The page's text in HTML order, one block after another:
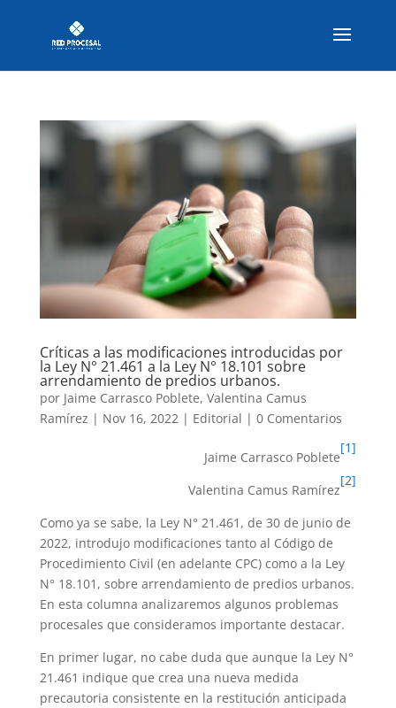
Críticas a las modificaciones introducidas por
la Ley N° 21.461 a la Ley N° 18.101 sobre
arrendamiento de predios urbanos.
por Jaime Carrasco Poblete, Valentina Camus
Ramírez | Nov 16, 2022| Editorial | 0 Comentarios
Jaime Carrasco Poblete
[1]
Valentina Camus Ramírez
[2]
Como ya se sabe, la Ley N° 21.461, de 30 de junio de
2022, introdujo modificaciones tanto al Código de
Procedimiento Civil (en adelante CPC) como a la Ley
N° 18.101, sobre arrendamiento de predios urbanos.
En esta columna analizaremos algunos problemas
procesales que consideramos importante destacar.
En primer lugar, no cabe duda que aunque la Ley N°
21.461 indique que crea una nueva medida
precautoria consistente en la restitución anticipada